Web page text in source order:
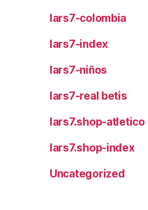
lars7-colombia
lars7-index
lars7-niños
lars7-real betis
lars7.shop-
lars7.shop-index
Uncategorized